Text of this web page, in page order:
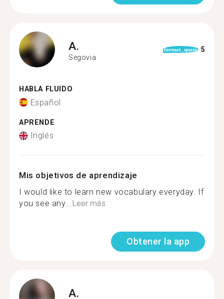
A.
Segovia
format_quote 5
HABLA FLUIDO
Español
APRENDE
Inglés
Mis objetivos de aprendizaje
I would like to learn new vocabulary everyday. If
you see any...Leer más
Obtener la app
A.